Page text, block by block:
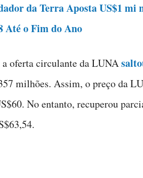
da Terra Aposta US$1 mi
Até o Fim do Ano
oferta circulante da LUNA
milhões. Assim, o preço da
No entanto, recuperou